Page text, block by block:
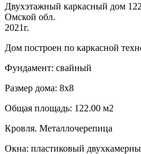
Двухэтажный каркасный дом
Омской обл.
2021г.
Дом построен по каркасной
Фундамент: свайный
Размер дома: 8х8
Общая площадь: 122.00 м2
Кровля. Металлочерепица
Окна: пластиковый